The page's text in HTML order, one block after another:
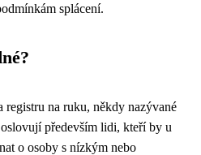
splácení.
na ruku, někdy nazývané
především lidi, kteří by u
o osoby s nízkým nebo